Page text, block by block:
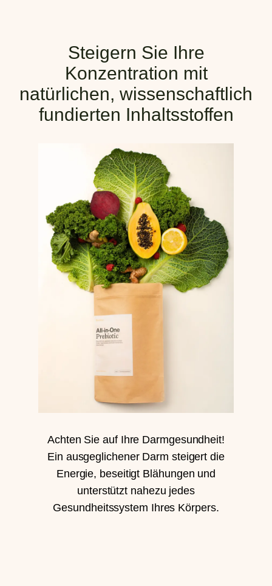
Steigern Sie Ihre
Konzentration mit
natürlichen, wissenschaftlich
fundierten Inhaltsstoffen
Achten Sie auf Ihre Darmgesundheit!
Ein ausgeglichener Darm steigert die
Energie, beseitigt Blähungen und
unterstützt nahezu jedes
Gesundheitssystem Ihres Körpers.